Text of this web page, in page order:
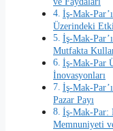
İş-Mak-
Üzerindeki
İş-Mak-
Mutfakta
İş-Mak-Par
İnovasyonları
İş-Mak-
Pazar Payı
İş-Mak-Par:
Memnuniyeti